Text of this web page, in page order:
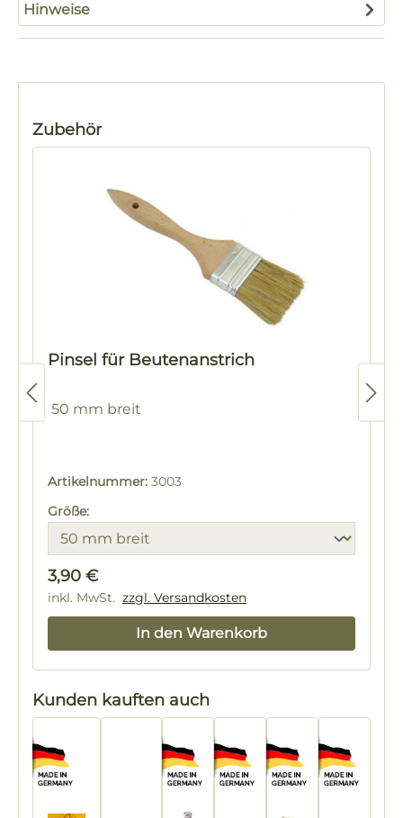
Hinweise
Produktgalerie überspringen
Zubehör
Pinsel für Beutenanstrich
50 mm breit
Artikelnummer: 3003
Größe:
Regulärer Preis:
3,90 €
inkl. MwSt. zzgl. Versandkosten
In den Warenkorb
Produktgalerie überspringen
Kunden kauften auch